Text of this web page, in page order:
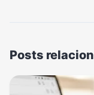
Posts